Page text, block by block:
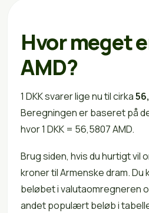
Hvor meget
AMD?
1 DKK svarer lige nu til cirka
Beregningen er baseret på
hvor 1 DKK = 56,5807 AMD.
Brug siden, hvis du hurtigt vil
kroner til Armenske dram.
beløbet i valutaomregneren
andet populært beløb i